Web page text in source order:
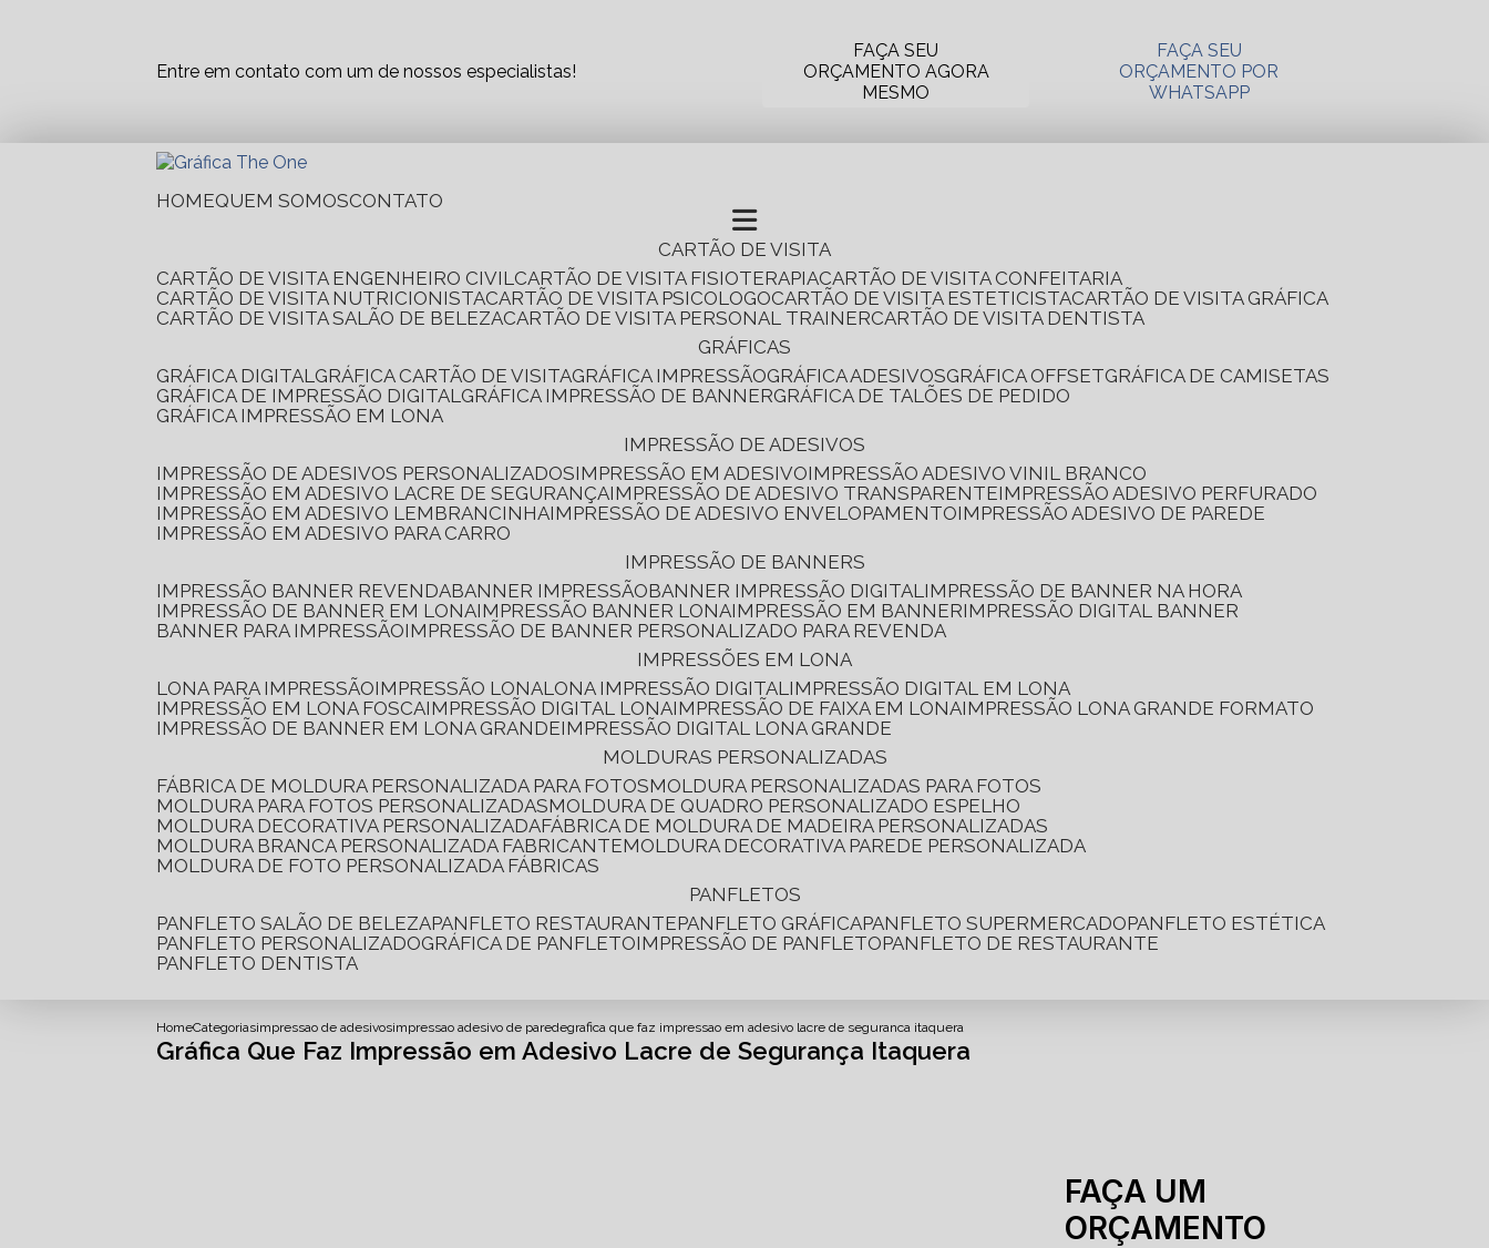
Entre em contato com um de nossos especialistas!
FAÇA SEU
ORÇAMENTO AGORA
MESMO
FAÇA SEU
ORÇAMENTO POR
WHATSAPP
HOME QUEM SOMOS CONTATO
CARTÃO DE VISITA
CARTÃO DE VISITA ENGENHEIRO CIVIL CARTÃO DE VISITA FISIOTERAPIA CARTÃO DE VISITA CONFEITARIA
CARTÃO DE VISITA NUTRICIONISTA CARTÃO DE VISITA PSICOLOGO CARTÃO DE VISITA ESTETICISTA CARTÃO DE VISITA GRÁFICA
CARTÃO DE VISITA SALÃO DE BELEZA CARTÃO DE VISITA PERSONAL TRAINER CARTÃO DE VISITA DENTISTA
GRÁFICAS
GRÁFICA DIGITAL
GRÁFICA CARTÃO DE VISITA GRÁFICA IMPRESSÃO GRÁFICA ADESIVOS GRÁFICA OFFSET
GRÁFICA DE CAMISETAS
GRÁFICA DE IMPRESSÃO DIGITAL
GRÁFICA IMPRESSÃO DE BANNER
GRÁFICA DE TALÕES DE PEDIDO
GRÁFICA IMPRESSÃO EM LONA
IMPRESSÃO DE ADESIVOS
IMPRESSÃO DE ADESIVOS PERSONALIZADOS IMPRESSÃO EM ADESIVO IMPRESSÃO ADESIVO VINIL BRANCO
IMPRESSÃO EM ADESIVO LACRE DE SEGURANÇA IMPRESSÃO DE ADESIVO TRANSPARENTE IMPRESSÃO ADESIVO PERFURADO
IMPRESSÃO EM ADESIVO LEMBRANCINHA IMPRESSÃO DE ADESIVO ENVELOPAMENTO IMPRESSÃO ADESIVO DE PAREDE
IMPRESSÃO EM ADESIVO PARA CARRO
IMPRESSÃO DE BANNERS
IMPRESSÃO BANNER REVENDA
BANNER IMPRESSÃO BANNER IMPRESSÃO DIGITAL IMPRESSÃO DE BANNER NA HORA
IMPRESSÃO DE BANNER EM LONA IMPRESSÃO BANNER LONA IMPRESSÃO EM BANNER IMPRESSÃO DIGITAL BANNER
BANNER PARA IMPRESSÃO IMPRESSÃO DE BANNER PERSONALIZADO PARA REVENDA
IMPRESSÕES EM LONA
LONA PARA IMPRESSÃO IMPRESSÃO LONA LONA IMPRESSÃO DIGITAL IMPRESSÃO DIGITAL EM LONA
IMPRESSÃO EM LONA FOSCA IMPRESSÃO DIGITAL LONA IMPRESSÃO DE FAIXA EM LONA IMPRESSÃO LONA GRANDE FORMATO
IMPRESSÃO DE BANNER EM LONA GRANDE IMPRESSÃO DIGITAL LONA GRANDE
MOLDURAS PERSONALIZADAS
FÁBRICA DE MOLDURA PERSONALIZADA PARA FOTOS
MOLDURA PERSONALIZADAS PARA FOTOS
MOLDURA PARA FOTOS PERSONALIZADAS
MOLDURA DE QUADRO PERSONALIZADO ESPELHO
MOLDURA DECORATIVA PERSONALIZADA FÁBRICA DE MOLDURA DE MADEIRA PERSONALIZADAS
MOLDURA BRANCA PERSONALIZADA FABRICANTE
MOLDURA DECORATIVA PAREDE PERSONALIZADA
MOLDURA DE FOTO PERSONALIZADA FÁBRICAS
PANFLETOS
PANFLETO SALÃO DE BELEZA PANFLETO RESTAURANTE PANFLETO GRÁFICA PANFLETO SUPERMERCADO PANFLETO ESTÉTICA
PANFLETO PERSONALIZADO
GRÁFICA DE PANFLETO IMPRESSÃO DE PANFLETO PANFLETO DE RESTAURANTE
PANFLETO DENTISTA
HomeCategoriasimpressao de adesivosimpressao adesivo de paredegrafica que faz impressao em adesivo lacre de seguranca itaquera
Gráfica Que Faz Impressão em Adesivo Lacre de Segurança Itaquera
FAÇA UM
ORÇAMENTO